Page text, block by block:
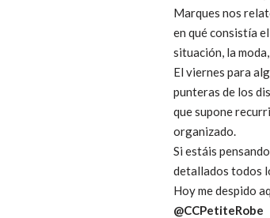
Marques nos
en qué consistía
situación, la
El viernes para
punteras de los
que supone
organizado.
Si estáis
detallados todos
Hoy me despido
@CCPetiteRobe